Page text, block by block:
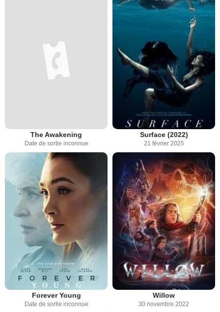
The Awakening
Date de sortie inconnue
Surface (2022)
21 février 2025
Forever Young
Date de sortie inconnue
Willow
30 novembre 2022